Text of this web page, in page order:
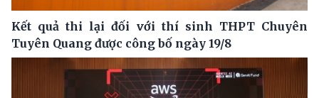
Kết quả thi lại đối với thí sinh THPT Chuyên
Tuyên Quang được công bố ngày 19/8